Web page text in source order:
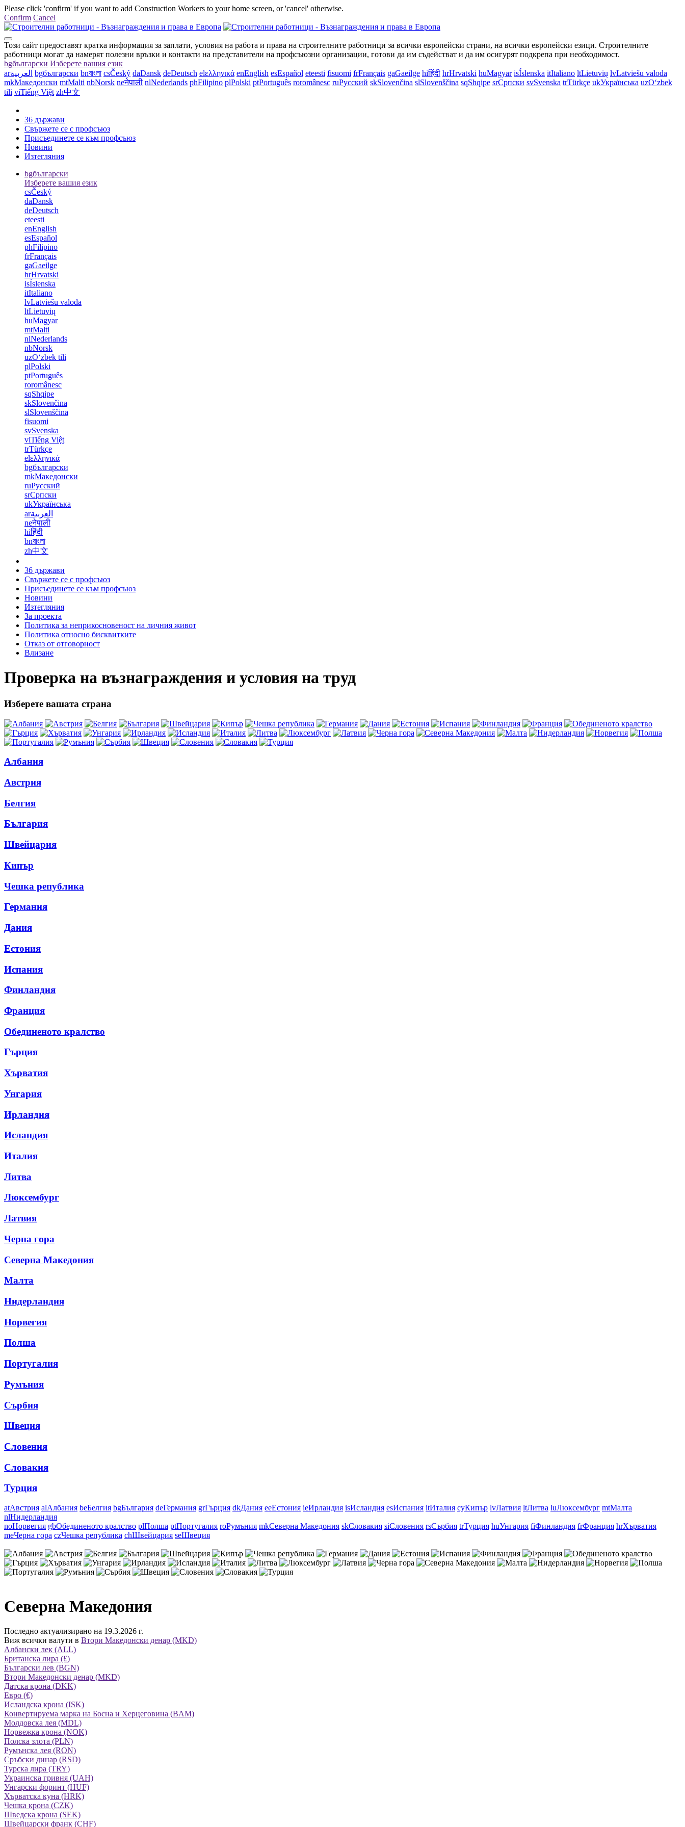
Please click 'confirm' if you want to add Construction Workers to your home screen, or 'cancel' otherwise.
Confirm Cancel
Този сайт предоставят кратка информация за заплати, условия на работа и права на строителните работници за всички европейски страни, на всички европейски езици. Строителните
работници могат да намерят полезни връзки и контакти на представители на профсъюзни организации, готови да им съдействат и да им осигурят подкрепа при необходимост.
bgбългарски Изберете вашия език
arالعربية bgбългарски bnবাংলা csČeský daDansk deDeutsch elελληνικά enEnglish esEspañol eteesti fisuomi frFrançais gaGaeilge hiहिंदी hrHrvatski huMagyar isÍslenska itItaliano ltLietuvių lvLatviešu valoda
mkМакедонски mtMalti nbNorsk neनेपाली nlNederlands phFilipino plPolski ptPortuguês roromânesc ruРусский skSlovenčina slSlovenščina sqShqipe srСрпски svSvenska trTürkçe ukУкраїнська uzOʻzbek
tili viTiếng Việt zh中文
36 държави
Свържете се с профсъюз
Присъединете се към профсъюз
Новини
Изтегляния
bgбългарски
Изберете вашия език
csČeský
daDansk
deDeutsch
eteesti
enEnglish
esEspañol
phFilipino
frFrançais
gaGaeilge
hrHrvatski
isÍslenska
itItaliano
lvLatviešu valoda
ltLietuvių
huMagyar
mtMalti
nlNederlands
nbNorsk
uzOʻzbek tili
plPolski
ptPortuguês
roromânesc
sqShqipe
skSlovenčina
slSlovenščina
fisuomi
svSvenska
viTiếng Việt
trTürkçe
elελληνικά
bgбългарски
mkМакедонски
ruРусский
srСрпски
ukУкраїнська
arالعربية
neनेपाली
hiहिंदी
bnবাংলা
zh中文
36 държави
Свържете се с профсъюз
Присъединете се към профсъюз
Новини
Изтегляния
За проекта
Политика за неприкосновеност на личния живот
Политика относно бисквитките
Отказ от отговорност
Влизане
Проверка на възнаграждения и условия на труд
Изберете вашата страна
Албания
Австрия
Белгия
България
Швейцария
Кипър
Чешка република
Германия
Дания
Естония
Испания
Финландия
Франция
Обединеното кралство
Гърция
Хърватия
Унгария
Ирландия
Исландия
Италия
Литва
Люксембург
Латвия
Черна гора
Северна Македония
Малта
Нидерландия
Норвегия
Полша
Португалия
Румъния
Сърбия
Швеция
Словения
Словакия
Турция
atАвстрия alАлбания beБелгия bgБългария deГермания grГърция dkДания eeЕстония ieИрландия isИсландия esИспания itИталия cyКипър lvЛатвия ltЛитва luЛюксембург mtМалта
nlНидерландия
noНорвегия gbОбединеното кралство plПолша ptПортугалия roРумъния mkСеверна Македония skСловакия siСловения rsСърбия trТурция huУнгария fiФинландия frФранция hrХърватия
meЧерна гора czЧешка република chШвейцария seШвеция
Северна Македония
Последно актуализирано на 19.3.2026 г.
Виж всички валути в Втори Македонски денар (MKD)
Албански лек (ALL)
Британска лира (£)
Български лев (BGN)
Втори Македонски денар (MKD)
Датска крона (DKK)
Евро (€)
Исландска крона (ISK)
Конвертируема марка на Босна и Херцеговина (BAM)
Молдовска лея (MDL)
Норвежка крона (NOK)
Полска злота (PLN)
Румънска лея (RON)
Сръбски динар (RSD)
Турска лира (TRY)
Украинска гривня (UAH)
Унгарски форинт (HUF)
Хърватска куна (HRK)
Чешка крона (CZK)
Шведска крона (SEK)
Швейцарски франк (CHF)